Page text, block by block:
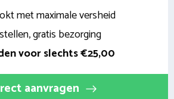
met maximale versheid
gratis bezorging
voor slechts €25,00
aanvragen